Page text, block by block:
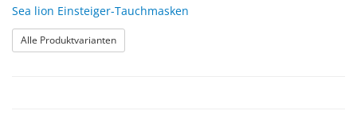
Sea lion Einsteiger-Tauchmasken
Alle Produktvarianten: Sea lion Einsteiger-Tauchmasken